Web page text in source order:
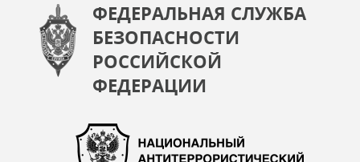
ФЕДЕРАЛЬНАЯ СЛУЖБА
БЕЗОПАСНОСТИ
РОССИЙСКОЙ
ФЕДЕРАЦИИ